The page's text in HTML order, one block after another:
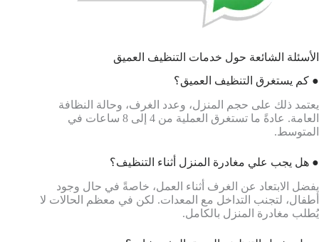
الأسئلة الشائعة حول خدمات التنظيف العميق
● كم يستغرق التنظيف العميق؟
يعتمد ذلك على حجم المنزل، وعدد الغرف، وحالة النظافة
العامة. عادةً ما تستغرق العملية من 4 إلى 8 ساعات في
المتوسط.
● هل يجب علي مغادرة المنزل أثناء التنظيف؟
يفضل الابتعاد عن الغرف أثناء العمل، خاصةً في حال وجود
أطفال، لتجنب التداخل مع المعدات. لكن في معظم الحالات لا
يُطلب مغادرة المنزل بالكامل.